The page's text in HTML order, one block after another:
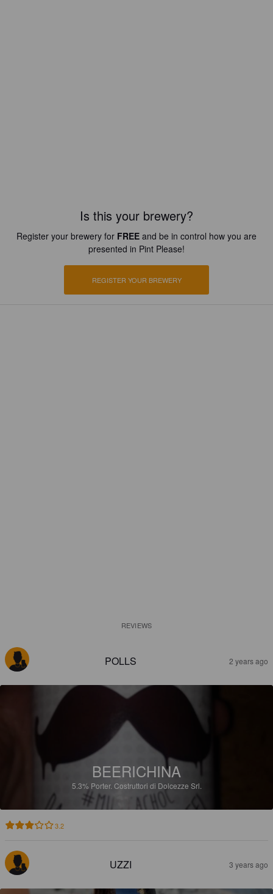
Is this your brewery?
Register your brewery for FREE and be in control how you are
presented in Pint Please!
REGISTER YOUR BREWERY
REVIEWS
POLLS 2 years ago
BEERICHINA
5.3% Porter. Costruttori di Dolcezze Srl.
3.2
UZZI 3 years ago